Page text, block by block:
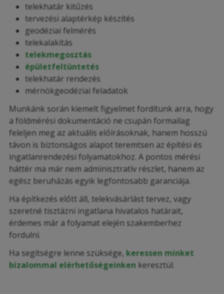
telekhatár kitűzés
tervezési alaptérkép készítés
geodéziai felmérés
telekalakítás
telekmegosztás
épületfeltüntetés
telekhatár rendezés
mérnökgeodéziai feladatok
Munkánk során kiemelt figyelmet fordítunk arra, hogy
a földmérési dokumentáció ne csupán formailag
feleljen meg az aktuális előírásoknak, hanem hosszú
távon is biztonságos alapot teremtsen az építési és
ingatlanrendezési folyamatokhoz. A pontos mérési
háttér ma már nem adminisztratív részlet, hanem az
egész beruházás egyik legfontosabb garanciája.
Ha építkezés előtt áll, telekvásárlást tervez, vagy
szeretné tisztázni ingatlana hivatalos határait,
érdemes már a folyamat elején szakemberhez
fordulni.
Ha segítségre lenne szüksége, keressen minket
bizalommal elérhetőségeinken keresztül.